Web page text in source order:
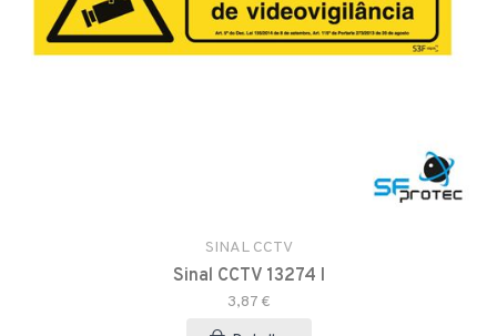
SINAL CCTV
Sinal CCTV 13274 I
3,87 €